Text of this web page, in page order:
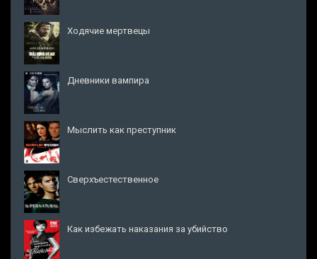
Ходячие мертвецы
Дневники вампира
Мыслить как преступник
Сверхъестественное
Как избежать наказания за убийство